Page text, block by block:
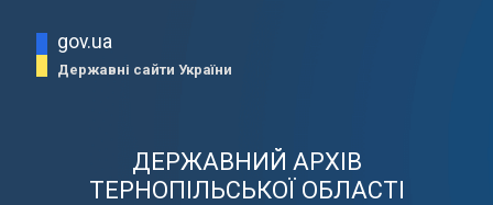
gov.ua
Державні сайти України
ДЕРЖАВНИЙ АРХІВ
ТЕРНОПІЛЬСЬКОЇ ОБЛАСТІ